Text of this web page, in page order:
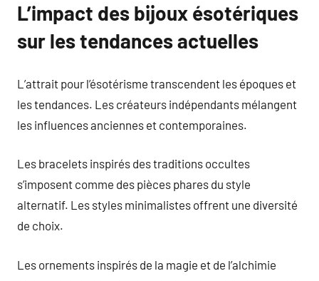
L’impact des bijoux ésotériques
sur les tendances actuelles
L’attrait pour l’ésotérisme transcendent les époques et
les tendances. Les créateurs indépendants mélangent
les influences anciennes et contemporaines.
Les bracelets inspirés des traditions occultes
s’imposent comme des pièces phares du style
alternatif. Les styles minimalistes offrent une diversité
de choix.
Les ornements inspirés de la magie et de l’alchimie